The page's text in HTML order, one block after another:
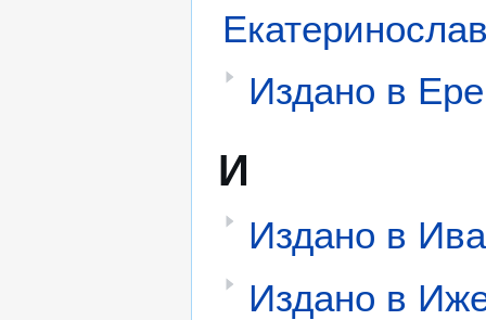
Издано в
И
Издано в
Издано в